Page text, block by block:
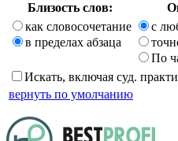
Близость слов:
как словосочетание
в пределах абзаца
с
По
Искать, включая суд.
вернуть по умолчанию